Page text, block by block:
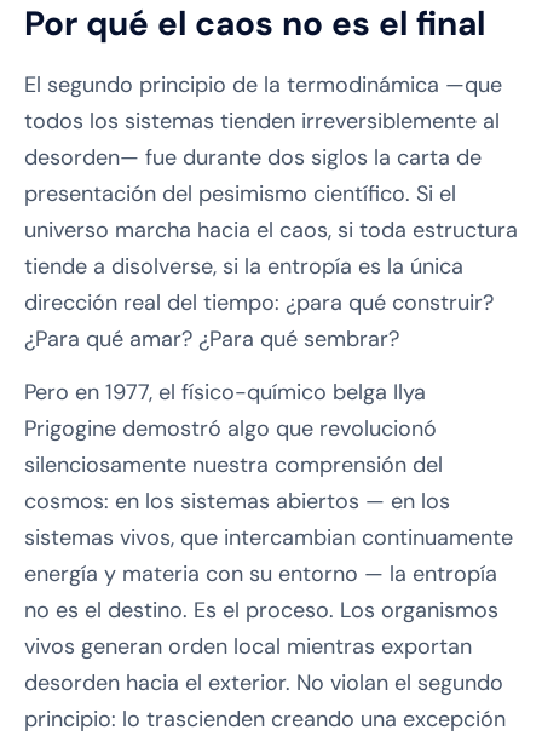
Por qué el caos no es el final
El segundo principio de la termodinámica —que
todos los sistemas tienden irreversiblemente al
desorden— fue durante dos siglos la carta de
presentación del pesimismo científico. Si el
universo marcha hacia el caos, si toda estructura
tiende a disolverse, si la entropía es la única
dirección real del tiempo: ¿para qué construir?
¿Para qué amar? ¿Para qué sembrar?
Pero en 1977, el físico-químico belga Ilya
Prigogine demostró algo que revolucionó
silenciosamente nuestra comprensión del
cosmos: en los sistemas abiertos — en los
sistemas vivos, que intercambian continuamente
energía y materia con su entorno — la entropía
no es el destino. Es el proceso. Los organismos
vivos generan orden local mientras exportan
desorden hacia el exterior. No violan el segundo
principio: lo trascienden creando una excepción